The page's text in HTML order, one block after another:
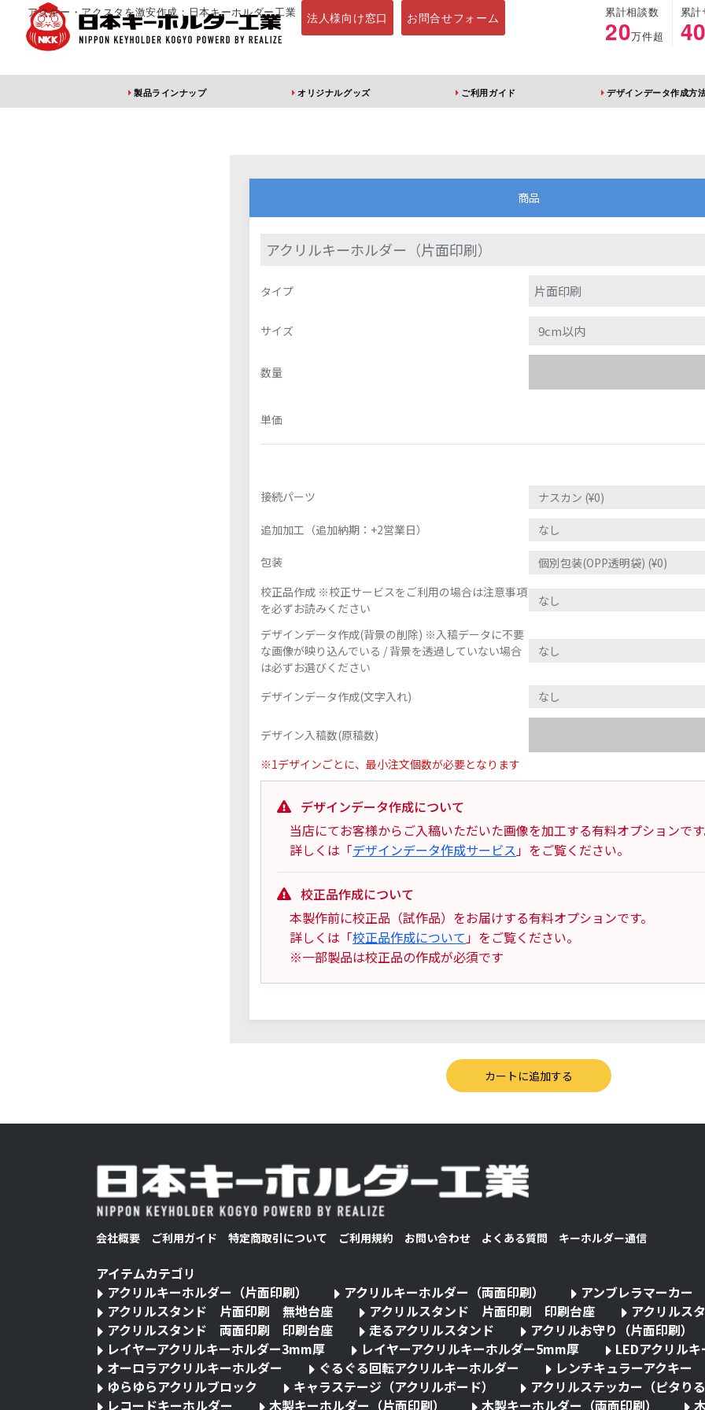
アクキー・アクスタを激安作成：日本キーホルダー工業 法人様向け窓口 お問合せフォーム 累計相談数
20万件超
累
製品ラインナップ オリジナルグッズ ご利用ガイド デザインデータ作成方
アクリルキーホルダー
アクリルスタンド 片
面印刷 無地台座
商品
アクリルキーホルダー（片面印刷）
タイプ 片面印刷
サイズ
数量
単価
接続パーツ
追加加工（追加納期：+2営業日）
包装
校正品作成 ※校正サービスをご利用の場合は注意事項
を必ずお読みください
デザインデータ作成(背景の削除) ※入稿データに不要
な画像が映り込んでいる / 背景を透過していない場合
は必ずお選びください
デザインデータ作成(文字入れ)
デザイン入稿数(原稿数)
※1デザインごとに、最小注文個数が必要となります
デザインデータ作成について
当店にてお客様からご入稿いただいた画像を加工する有料オプションで
詳しくは「デザインデータ作成サービス」をご覧ください。
校正品作成について
本製作前に校正品（試作品）をお届けする有料オプションです。
詳しくは「校正品作成について」をご覧ください。
※一部製品は校正品の作成が必須です
会社概要 ご利用ガイド 特定商取引について ご利用規約 お問い合わせ よくある質問 キーホルダー通信
アイテムカテゴリ
アクリルキーホルダー（片面印刷）
アクリルキーホルダー（両面印刷）
アンブレラマーカー
アクリルスタンド 片面印刷 無地台座
アクリルスタンド 片面印刷 印刷台座
アクリル
アクリルスタンド 両面印刷 印刷台座
走るアクリルスタンド
アクリルお守り（片面印刷）
レイヤーアクリルキーホルダー3mm厚
レイヤーアクリルキーホルダー5mm厚
LEDアクリル
オーロラアクリルキーホルダー
ぐるぐる回転アクリルキーホルダー
レンチキュラーアクキー
ゆらゆらアクリルブロック
キャラステージ（アクリルボード）
アクリルステッカー（ピタり
レコードキーホルダー
木製キーホルダー（片面印刷） 木製キーホルダー（両面印刷）